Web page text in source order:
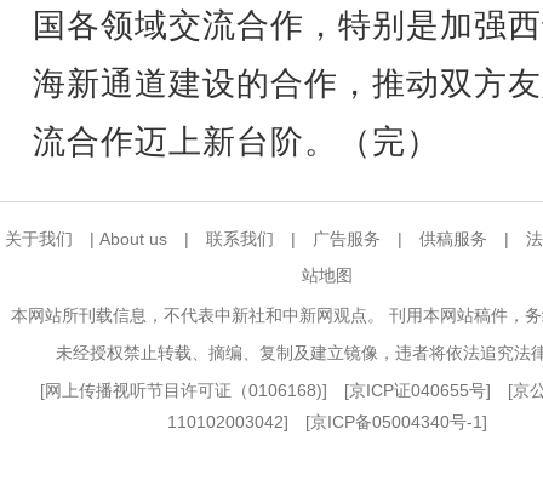
国各领域交流合作，特别是加强
海新通道建设的合作，推动双方
流合作迈上新台阶。（完）
关于我们 | About us | 联系我们 | 广告服务 | 供稿服务 |
站地图
本网站所刊载信息，不代表中新社和中新网观点。 刊用本网站稿件，
未经授权禁止转载、摘编、复制及建立镜像，违者将依法追究法
[网上传播视听节目许可证（0106168)] [京ICP证040655号] [京
110102003042] [京ICP备05004340号-1]